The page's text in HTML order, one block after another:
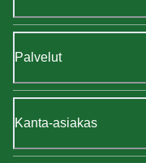
Palvelut
Kanta-asiakas